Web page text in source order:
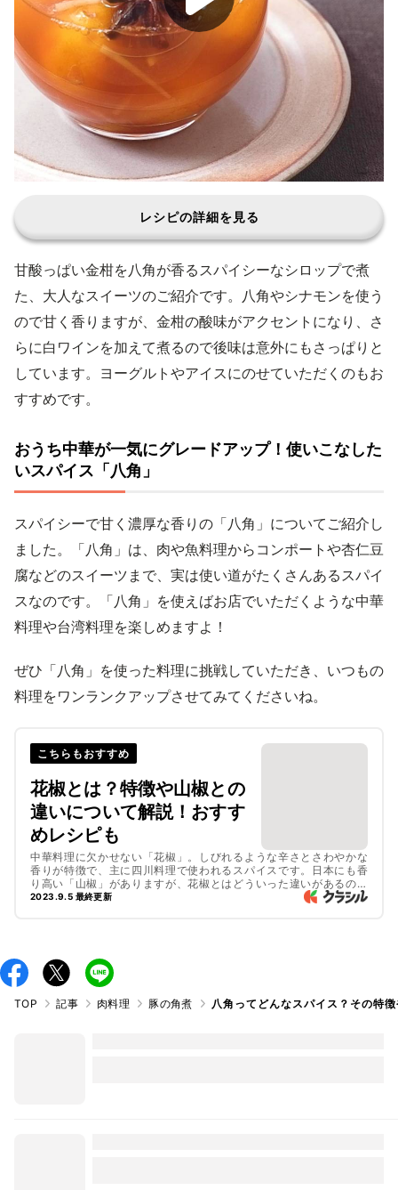
レシピの詳細を見る
甘酸っぱい金柑を八角が香るスパイシーなシロップで煮
た、大人なスイーツのご紹介です。八角やシナモンを使う
ので甘く香りますが、金柑の酸味がアクセントになり、さ
らに白ワインを加えて煮るので後味は意外にもさっぱりと
しています。ヨーグルトやアイスにのせていただくのもお
すすめです。
おうち中華が一気にグレードアップ！使いこなした
いスパイス「八角」
スパイシーで甘く濃厚な香りの「八角」についてご紹介し
ました。「八角」は、肉や魚料理からコンポートや杏仁豆
腐などのスイーツまで、実は使い道がたくさんあるスパイ
スなのです。「八角」を使えばお店でいただくような中華
料理や台湾料理を楽しめますよ！
ぜひ「八角」を使った料理に挑戦していただき、いつもの
料理をワンランクアップさせてみてくださいね。
こちらもおすすめ
花椒とは？特徴や山椒との
違いについて解説！おすす
めレシピも
中華料理に欠かせない「花椒」。しびれるような辛さとさわやかな
香りが特徴で、主に四川料理で使われるスパイスです。日本にも香
り高い「山椒」がありますが、花椒とはどういった違いがあるので
しょうか。今回は花椒の特徴に加え、山椒との違いについて解説し
2023.9.5 最終更新
TOP 記事 肉料理 豚の角煮 八角ってどんなスパイス？その特